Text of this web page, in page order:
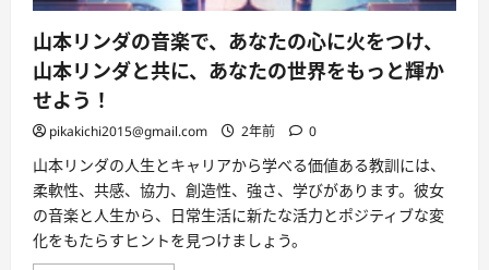
て
ら
に
読
む
山本リンダの音楽で、あなたの心に火をつけ、
山本リンダと共に、あなたの世界をもっと輝か
せよう！
pikakichi2015@gmail.com 2年前 0
山本リンダの人生とキャリアから学べる価値ある教訓には、
柔軟性、共感、協力、創造性、強さ、学びがあります。彼女
の音楽と人生から、日常生活に新たな活力とポジティブな変
化をもたらすヒントを見つけましょう。